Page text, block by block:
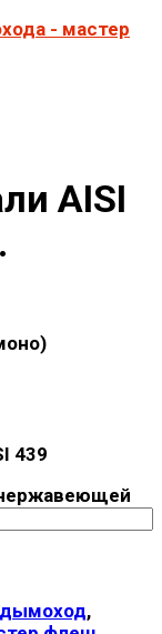
- мастер
AISI
439
,